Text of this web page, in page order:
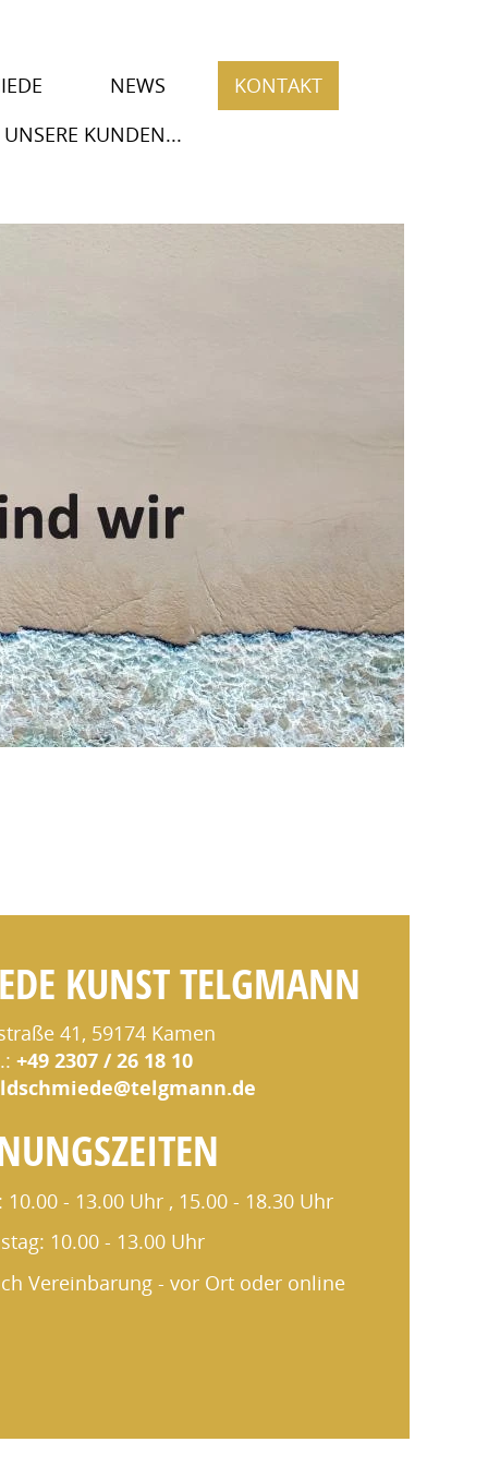
NEWS
KONTAKT
KUNDEN...
KUNST TELGMANN
41, 59174 Kamen
+49 2307 / 26 18 10
- 13.00 Uhr , 15.00 - 18.30 Uhr
10.00 - 13.00 Uhr
Vereinbarung - vor Ort oder online